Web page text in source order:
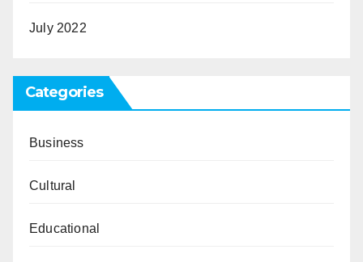
July 2022
Categories
Business
Cultural
Educational